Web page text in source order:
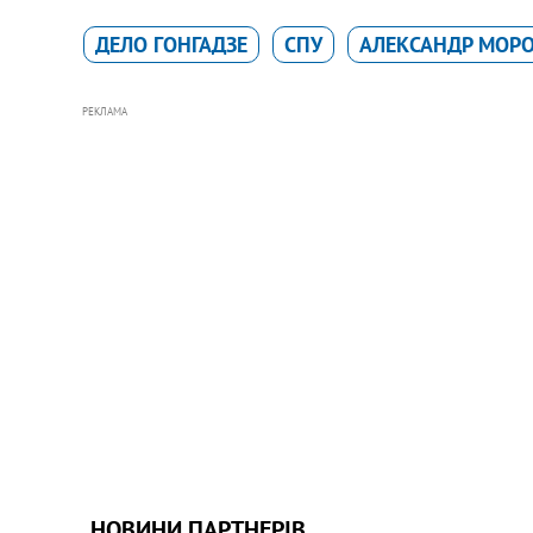
ДЕЛО ГОНГАДЗЕ СПУ АЛЕКСАНДР
РЕКЛАМА